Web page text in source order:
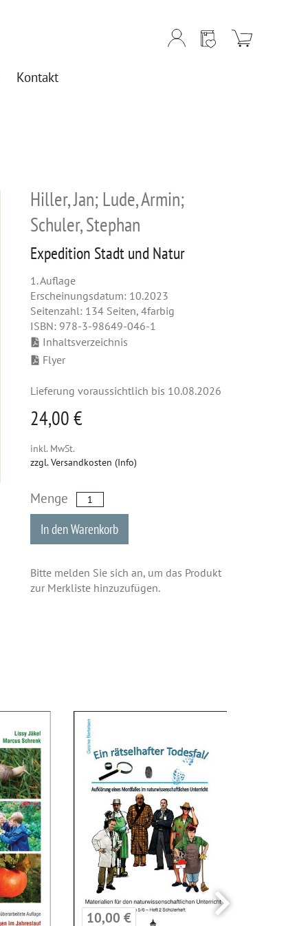
Kontakt
Hiller, Jan; Lude, Armin;
Schuler, Stephan
Expedition Stadt und Natur
1. Auflage
Erscheinungsdatum: 10.2023
Seitenzahl: 134 Seiten, 4farbig
ISBN: 978-3-98649-046-1
Inhaltsverzeichnis
Flyer
Lieferung voraussichtlich bis 10.08.2026
24,00 €
inkl. MwSt.
zzgl. Versandkosten (Info)
Menge
In den Warenkorb
Bitte melden Sie sich an, um das Produkt
zur Merkliste hinzuzufügen.
10,00 €